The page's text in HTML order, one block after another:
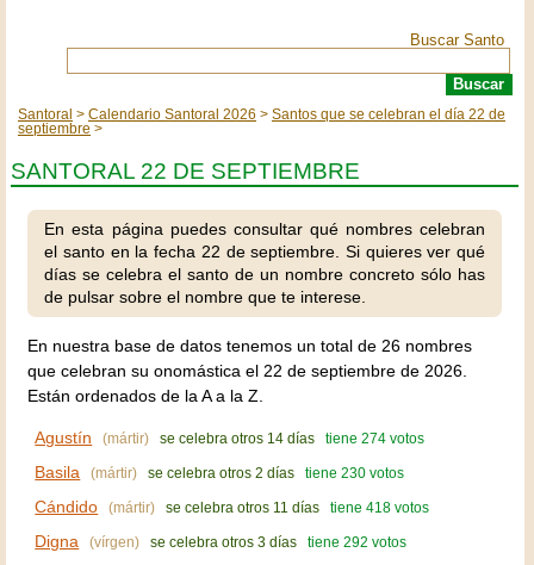
Buscar Santo
Santoral Calendario Santoral 2026
Santos que se celebran el día 22 de
septiembre
SANTORAL 22 DE SEPTIEMBRE
En esta página puedes consultar qué nombres celebran
el santo en la fecha 22 de septiembre. Si quieres ver qué
días se celebra el santo de un nombre concreto sólo has
de pulsar sobre el nombre que te interese.
En nuestra base de datos tenemos un total de 26 nombres
que celebran su onomástica el 22 de septiembre de 2026.
Están ordenados de la A a la Z.
Agustín (mártir) se celebra otros 14 días tiene 274 votos
Basila (mártir) se celebra otros 2 días tiene 230 votos
Cándido (mártir) se celebra otros 11 días tiene 418 votos
Digna (vírgen) se celebra otros 3 días tiene 292 votos